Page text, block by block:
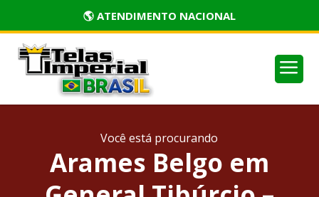
🏅 PRODUTOS CERTIFICADOS
a
Você está procurando
Arames Belgo em